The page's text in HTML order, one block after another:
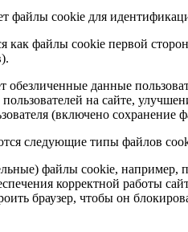
файлы cookie для
как файлы cookie первой
обезличенные данные
на сайте,
(включено
следующие типы файлов
файлы cookie,
корректной работы
браузер, чтобы он